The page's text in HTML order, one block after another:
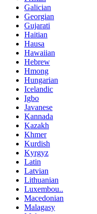
Galician
Georgian
Gujarati
Haitian
Hausa
Hawaiian
Hebrew
Hmong
Hungarian
Icelandic
Igbo
Javanese
Kannada
Kazakh
Khmer
Kurdish
Kyrgyz
Latin
Latvian
Lithuanian
Luxembou..
Macedonian
Malagasy